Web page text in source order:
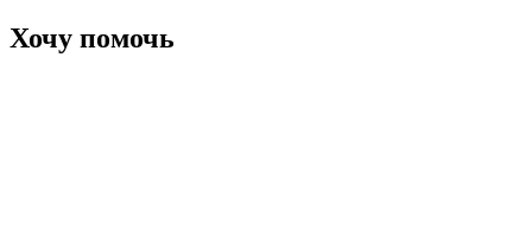
Хочу помочь